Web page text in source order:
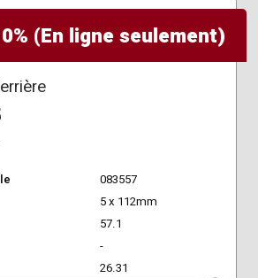
(En ligne seulement)
083557
5 x 112mm
57.1
-
26.31